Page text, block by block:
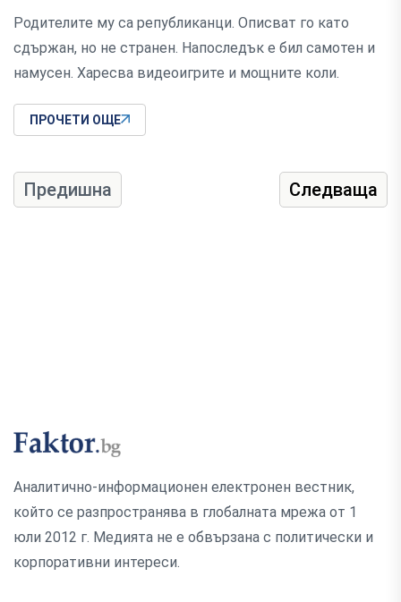
Родителите му са републиканци. Описват го като
сдържан, но не странен. Напоследък е бил самотен и
намусен. Харесва видеоигрите и мощните коли.
ПРОЧЕТИ ОЩЕ
Предишна Следваща
Аналитично-информационен електронен вестник,
който се разпространява в глобалната мрежа от 1
юли 2012 г. Медията не е обвързана с политически и
корпоративни интереси.